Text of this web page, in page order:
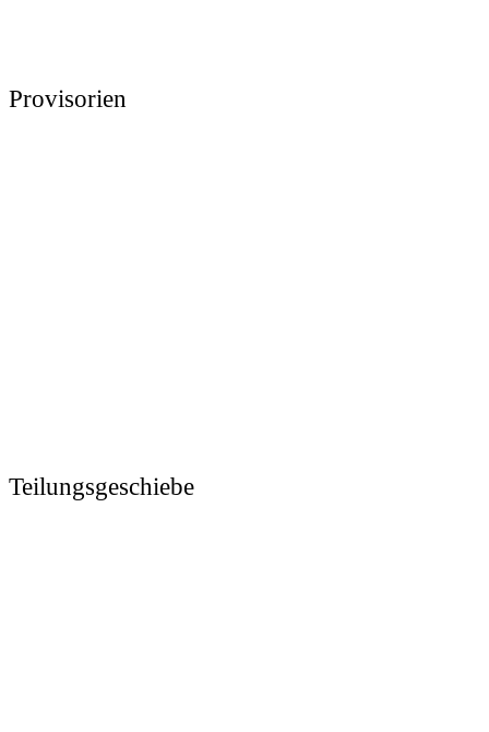
Provisorien
Teilungsgeschiebe